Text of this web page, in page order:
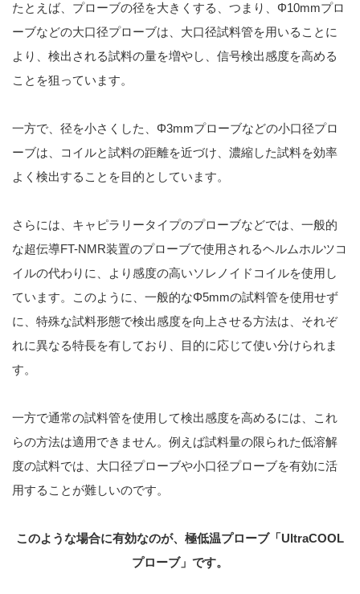
たとえば、プローブの径を大きくする、つまり、Φ10mmプロ
ーブなどの大口径プローブは、大口径試料管を用いることに
より、検出される試料の量を増やし、信号検出感度を高める
ことを狙っています。
一方で、径を小さくした、Φ3mmプローブなどの小口径プロ
ーブは、コイルと試料の距離を近づけ、濃縮した試料を効率
よく検出することを目的としています。
さらには、キャピラリータイプのプローブなどでは、一般的
な超伝導FT-NMR装置のプローブで使用されるヘルムホルツコ
イルの代わりに、より感度の高いソレノイドコイルを使用し
ています。このように、一般的なΦ5mmの試料管を使用せず
に、特殊な試料形態で検出感度を向上させる方法は、それぞ
れに異なる特長を有しており、目的に応じて使い分けられま
す。
一方で通常の試料管を使用して検出感度を高めるには、これ
らの方法は適用できません。例えば試料量の限られた低溶解
度の試料では、大口径プローブや小口径プローブを有効に活
用することが難しいのです。
このような場合に有効なのが、極低温プローブ「UltraCOOL
プローブ」です。